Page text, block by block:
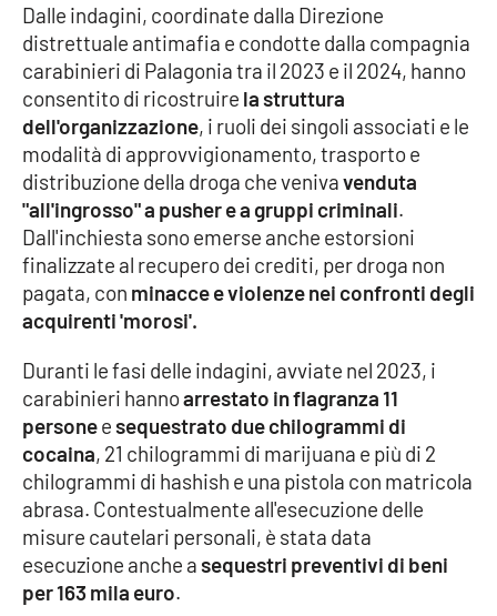
STREAMING
LaC TV
LaC Network
LaC OnAir
EDIZIONI
LOCALI
Catanzaro
Crotone
Vibo Valentia
Reggio Calabria
Cosenza
Dalle indagini, coordinate dalla Direzione
distrettuale antimafia e condotte dalla compagnia
carabinieri di Palagonia tra il 2023 e il 2024, hanno
consentito di ricostruire la struttura
dell'organizzazione, i ruoli dei singoli associati e le
modalità di approvvigionamento, trasporto e
distribuzione della droga che venivavenduta
"all'ingrosso" a pusher e a gruppi criminali.
Dall'inchiesta sono emerse anche estorsioni
finalizzate al recupero dei crediti, per droga non
pagata, con minacce e violenze nei confronti degli
acquirenti 'morosi'.
Duranti le fasi delle indagini, avviate nel 2023, i
carabinieri hannoarrestato in flagranza 11
personeesequestrato due chilogrammi di
cocaina, 21 chilogrammi di marijuana e più di 2
chilogrammi di hashish e una pistola con matricola
abrasa. Contestualmente all'esecuzione delle
misure cautelari personali, è stata data
esecuzione anche asequestri preventivi di beni
per 163 mila euro.